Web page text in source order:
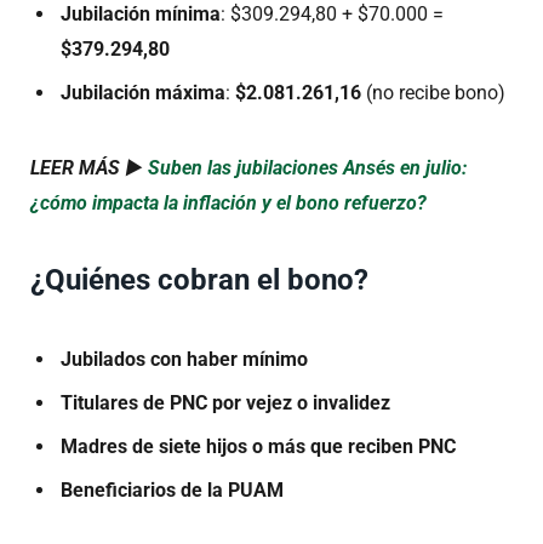
Jubilación mínima: $309.294,80 + $70.000 =
$379.294,80
Jubilación máxima: $2.081.261,16 (no recibe bono)
LEER MÁS ► Suben las jubilaciones Ansés en julio:
¿cómo impacta la inflación y el bono refuerzo?
¿Quiénes cobran el bono?
Jubilados con haber mínimo
Titulares de PNC por vejez o invalidez
Madres de siete hijos o más que reciben PNC
Beneficiarios de la PUAM